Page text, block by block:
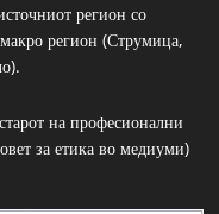
регион со
регион (Струмица,
на професионални
за етика во медиуми)